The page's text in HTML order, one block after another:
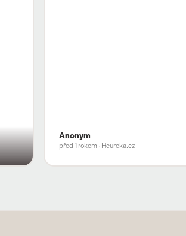
Anonym
před 1 rokem · Heureka.cz